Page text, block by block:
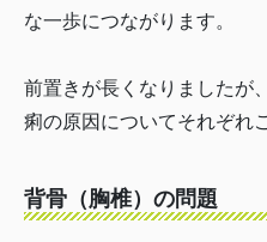
な一歩につながります。
前置きが長くなりましたが
痢の原因についてそれぞれ
背骨（胸椎）の問題